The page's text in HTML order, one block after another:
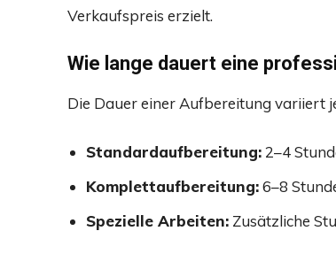
Verkaufspreis erzielt.
Wie lange dauert eine
Die Dauer einer Aufbereitung variiert
Standardaufbereitung:2–4
Komplettaufbereitung:6–8
Spezielle Arbeiten: Zusätzliche